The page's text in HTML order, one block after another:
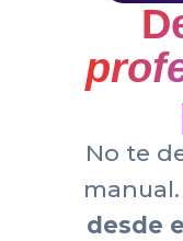
No te
manual.
desde